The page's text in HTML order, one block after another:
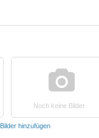
Noch keine Bilder
Bilder hinzufügen